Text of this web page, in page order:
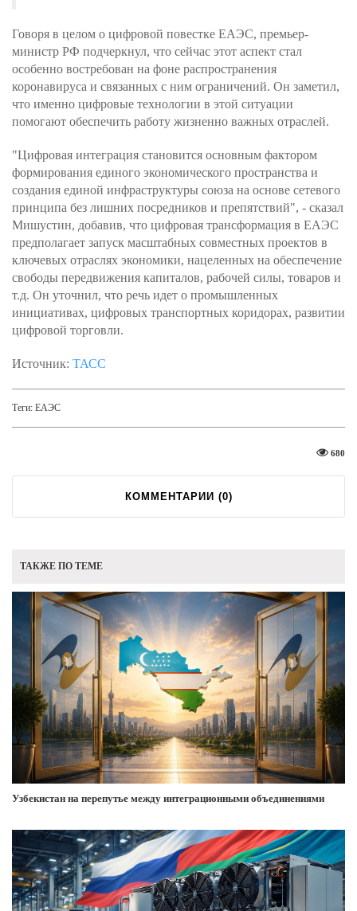
Говоря в целом о цифровой повестке ЕАЭС, премьер-
министр РФ подчеркнул, что сейчас этот аспект стал
особенно востребован на фоне распространения
коронавируса и связанных с ним ограничений. Он заметил,
что именно цифровые технологии в этой ситуации
помогают обеспечить работу жизненно важных отраслей.
"Цифровая интеграция становится основным фактором
формирования единого экономического пространства и
создания единой инфраструктуры союза на основе сетевого
принципа без лишних посредников и препятствий", - сказал
Мишустин, добавив, что цифровая трансформация в ЕАЭС
предполагает запуск масштабных совместных проектов в
ключевых отраслях экономики, нацеленных на обеспечение
свободы передвижения капиталов, рабочей силы, товаров и
т.д. Он уточнил, что речь идет о промышленных
инициативах, цифровых транспортных коридорах, развитии
цифровой торговли.
Источник: ТАСС
Теги: ЕАЭС
680
КОММЕНТАРИИ (0)
ТАКЖЕ ПО ТЕМЕ
Узбекистан на перепутье между интеграционными объединениями